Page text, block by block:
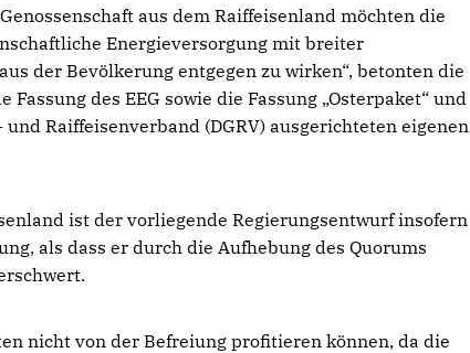
aus dem Raiffeisenland möchten die
Energieversorgung mit breiter
der Bevölkerung entgegen zu wirken“, betonten die
des EEG sowie die Fassung „Osterpaket“ und
Raiffeisenverband (DGRV) ausgerichteten eigenen
ist der vorliegende Regierungsentwurf insofern
als dass er durch die Aufhebung des Quorums
nicht von der Befreiung profitieren können, da die